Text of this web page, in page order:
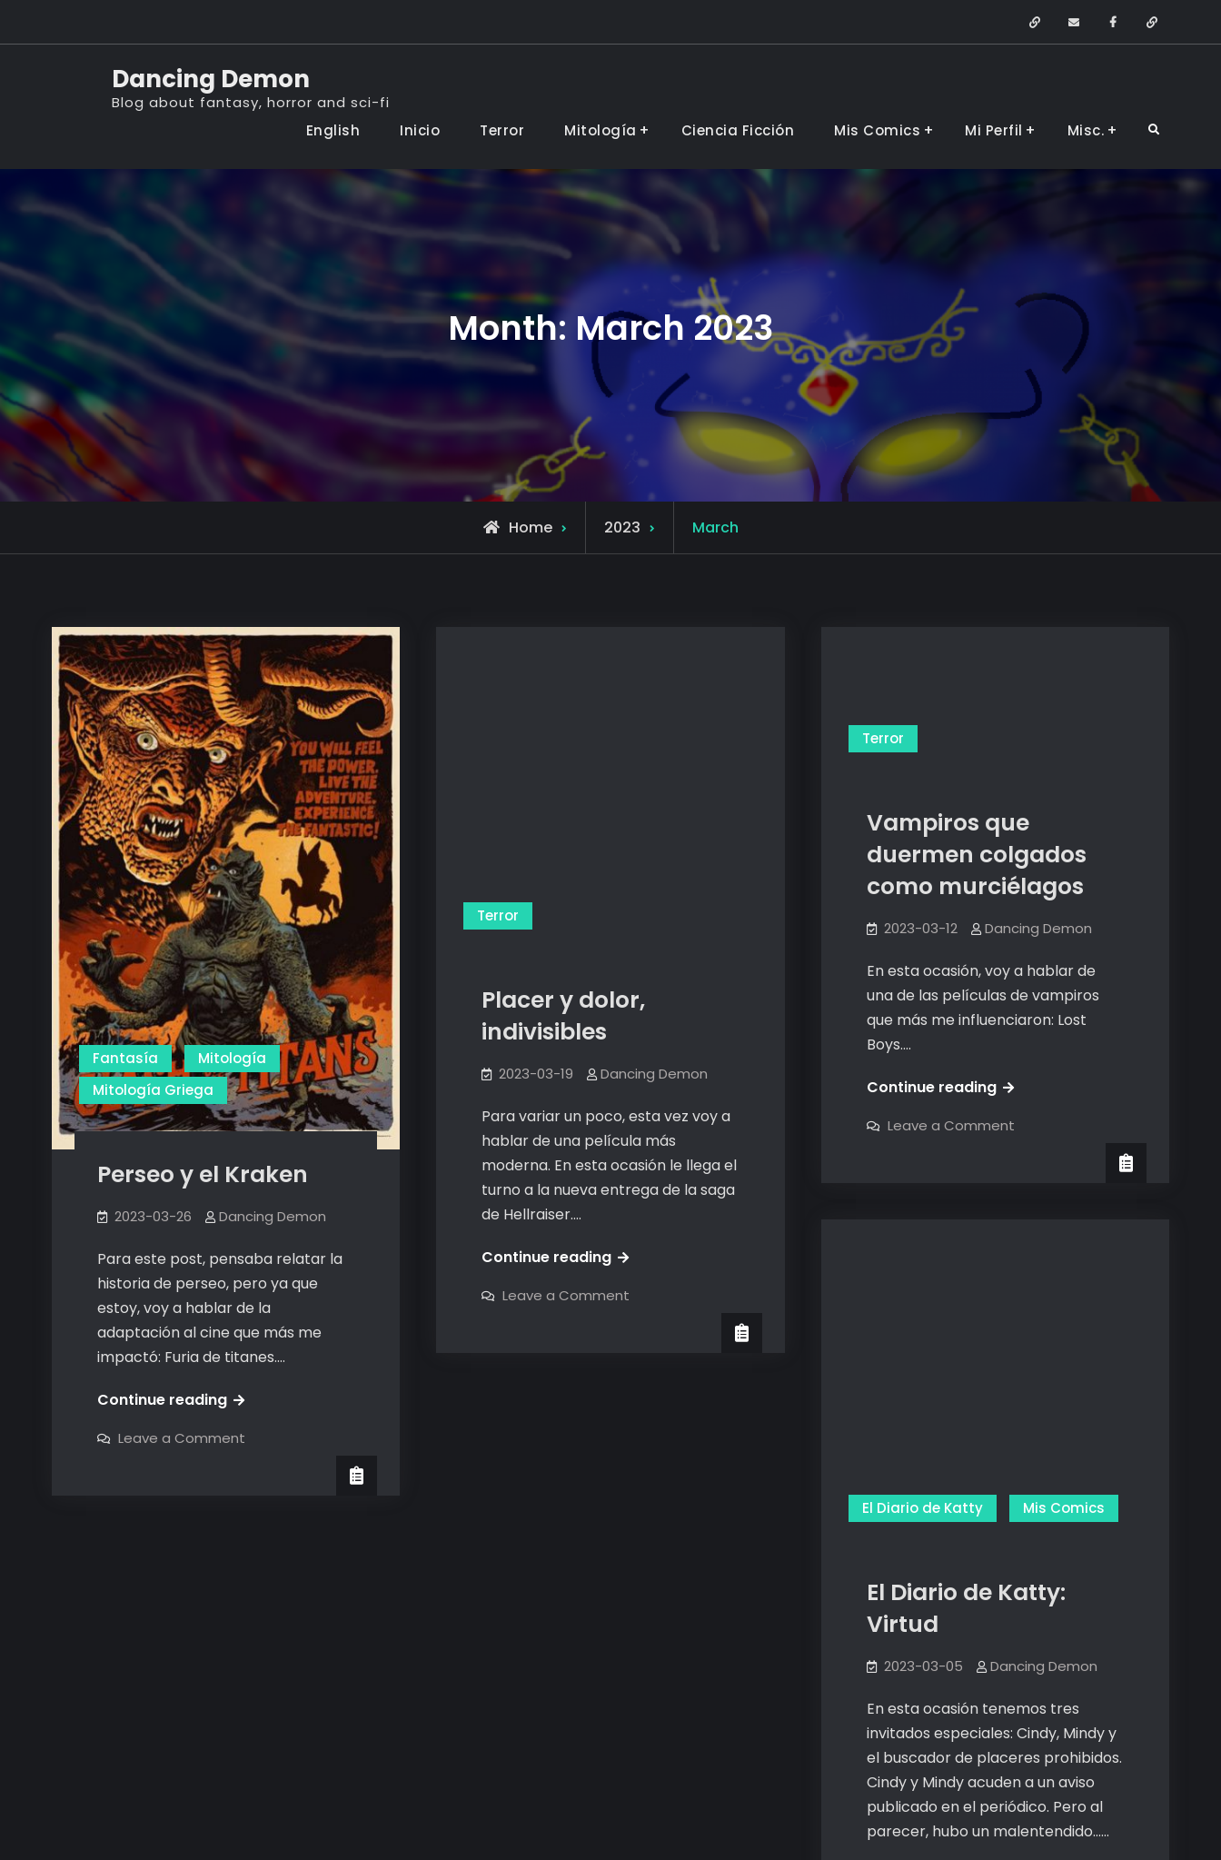
ArstationEmailFacebook
Dancing Demon
Blog about fantasy, horror and sci-fi
English
Inicio Terror Mitología Ciencia Ficción Mis Comics Mi Perfil Misc. Search
Month: March 2023
Home 2023 March
Fantasía
Mitología
Mitología Griega
Perseo y el Kraken
2023-03-26 Dancing Demon
Para este post, pensaba relatar la
historia de perseo, pero ya que
estoy, voy a hablar de la
adaptación al cine que más me
impactó: Furia de titanes.…
Continue readingPerseo
el
Leave a Comment
Terror
Placer y dolor,
indivisibles
2023-03-19 Dancing Demon
Para variar un poco, esta vez voy a
hablar de una película más
moderna. En esta ocasión le llega el
turno a la nueva entrega de la saga
de Hellraiser.…
Continue readingPlacer
dolor,
Leave a Comment
Terror
Vampiros que
duermen colgados
como murciélagos
2023-03-12 Dancing Demon
En esta ocasión, voy a hablar de
una de las películas de vampiros
que más me influenciaron: Lost
Boys.…
Continue readingVampiros
duermen
Leave a Commenton
El Diario de Katty Mis Comics
El Diario de Katty:
Virtud
2023-03-05 Dancing Demon
En esta ocasión tenemos tres
invitados especiales: Cindy, Mindy y
el buscador de placeres prohibidos.
Cindy y Mindy acuden a un aviso
publicado en el periódico. Pero al
parecer, hubo un malentendido……